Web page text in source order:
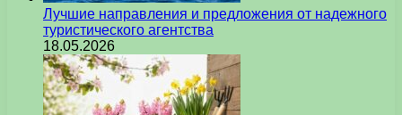
Лучшие направления и предложения от надежного
туристического агентства
18.05.2026